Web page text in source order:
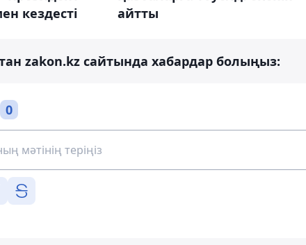
кездесті
айтты
zakon.kz сайтында хабардар болыңыз:
0